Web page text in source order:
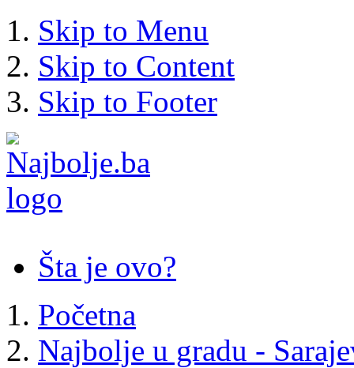
Skip to Menu
Skip to Content
Skip to Footer
Šta je ovo?
Početna
Najbolje u gradu -